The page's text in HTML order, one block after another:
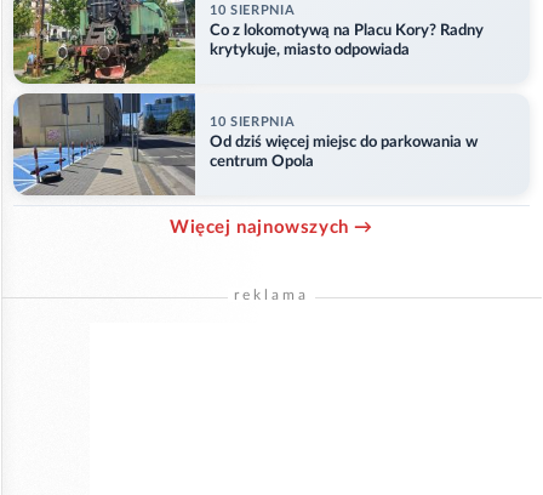
10 SIERPNIA
Co z lokomotywą na Placu Kory? Radny
krytykuje, miasto odpowiada
10 SIERPNIA
Od dziś więcej miejsc do parkowania w
centrum Opola
Więcej najnowszych →
reklama